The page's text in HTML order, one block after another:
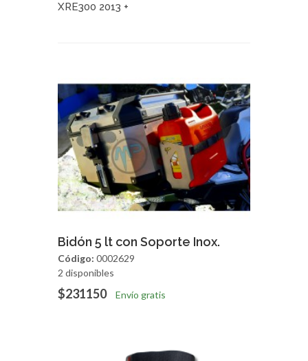
XRE300 2013 +
Agregar Vista Rapida
Bidón 5 lt con Soporte Inox.
Código: 0002629
2 disponibles
$231150 Envío gratis